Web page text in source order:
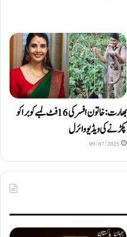
بھارت: خاتون افسر کی 16 فٹ لمبے کوبرا کو
پکڑنے کی ویڈیو وائرل
09/07/2025